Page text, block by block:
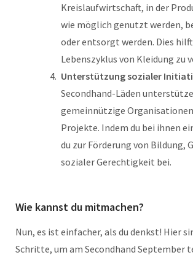
Kreislaufwirtschaft, in der
wie möglich genutzt werden,
oder entsorgt werden. Dies
Lebenszyklus von Kleidung zu
Unterstützung sozialer
Secondhand-Läden
gemeinnützige
Projekte. Indem du bei ihnen
du zur Förderung von Bildung,
sozialer Gerechtigkeit bei.
Wie kannst du mitmachen?
Nun, es ist einfacher, als du denkst! Hier
Schritte, um am Secondhand September